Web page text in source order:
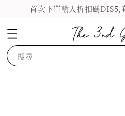
首次下單輸入折扣碼DIS5,
搜尋